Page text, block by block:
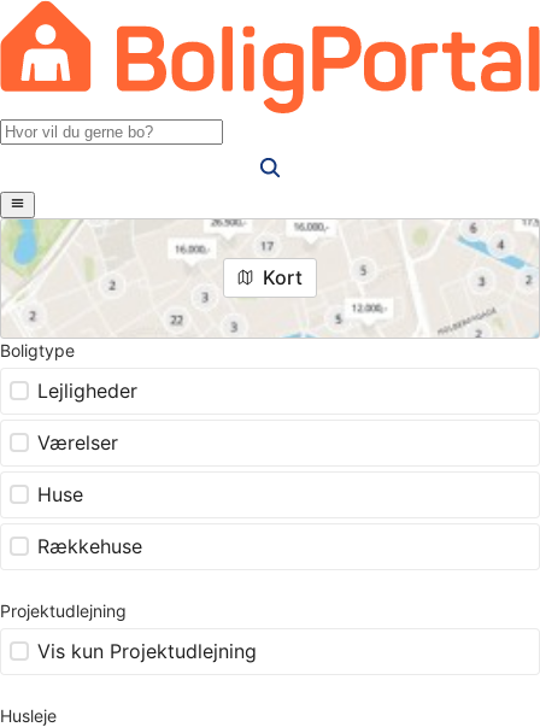
Kort
Boligtype
Lejligheder
Værelser
Huse
Rækkehuse
Projektudlejning
Vis kun Projektudlejning
Husleje